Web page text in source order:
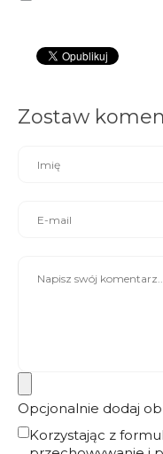
Zostaw
Opcjonalnie dodaj
Korzystając z